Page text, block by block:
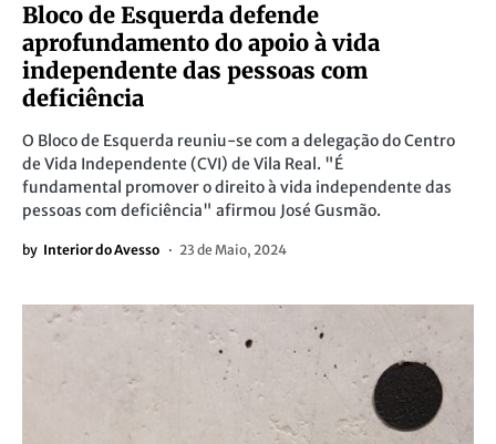
Bloco de Esquerda defende
aprofundamento do apoio à vida
independente das pessoas com
deficiência
O Bloco de Esquerda reuniu-se com a delegação do Centro
de Vida Independente (CVI) de Vila Real. "É
fundamental promover o direito à vida independente das
pessoas com deficiência" afirmou José Gusmão.
by Interior do Avesso 23 de Maio, 2024